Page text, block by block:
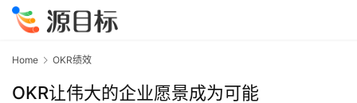
Home OKR绩效
OKR让伟大的企业愿景成为可能